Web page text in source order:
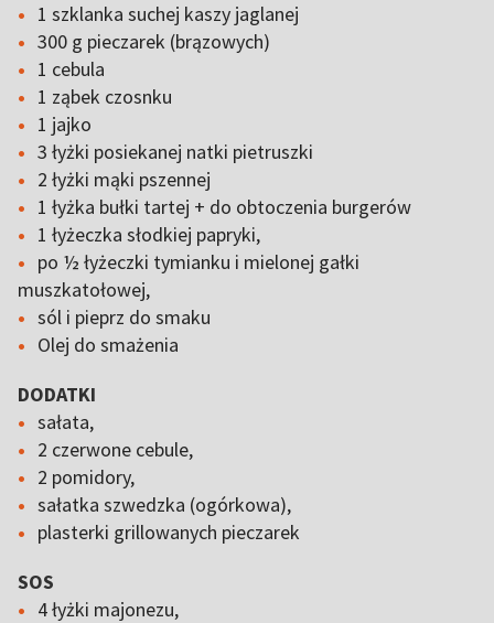
1 szklanka suchej kaszy jaglanej
300 g pieczarek (brązowych)
1 cebula
1 ząbek czosnku
1 jajko
3 łyżki posiekanej natki pietruszki
2 łyżki mąki pszennej
1 łyżka bułki tartej + do obtoczenia burgerów
1 łyżeczka słodkiej papryki,
po ½ łyżeczki tymianku i mielonej gałki
muszkatołowej,
sól i pieprz do smaku
Olej do smażenia
DODATKI
sałata,
2 czerwone cebule,
2 pomidory,
sałatka szwedzka (ogórkowa),
plasterki grillowanych pieczarek
SOS
4 łyżki majonezu,